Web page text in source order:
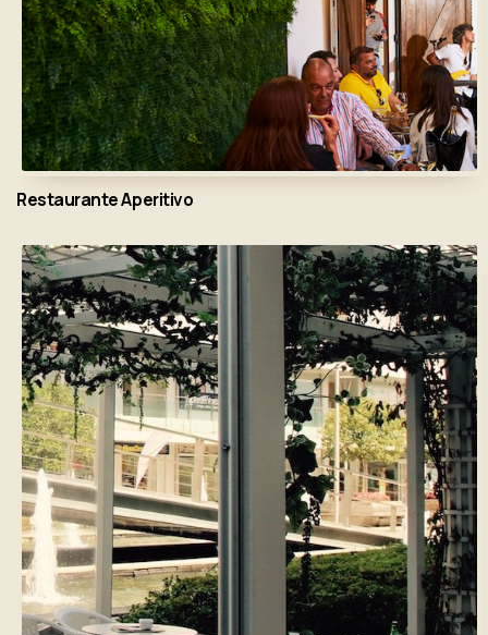
Restaurante Aperitivo